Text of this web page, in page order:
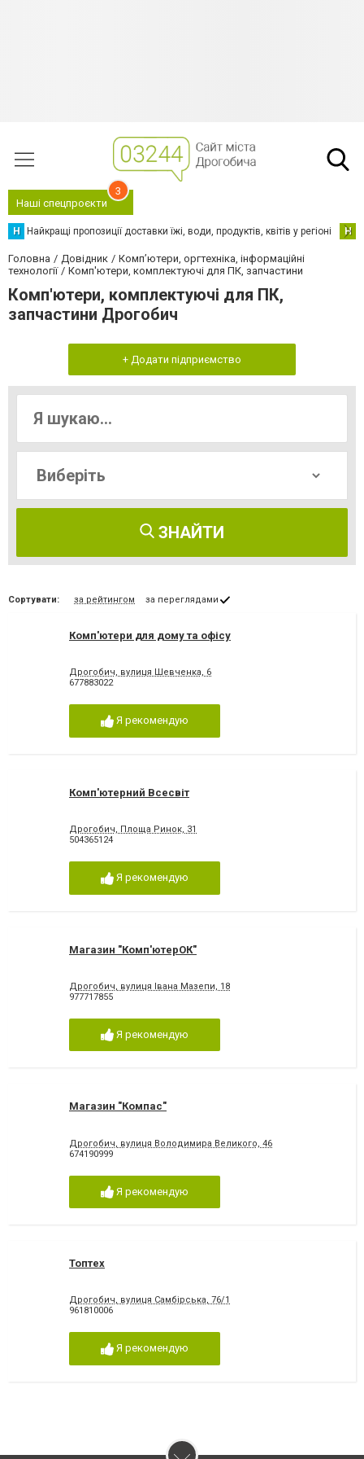
Наші спецпроєкти
3
Н Найкращі пропозиції доставки їжі, води, продуктів, квітів у регіоні Н
Головна Довідник
Комп’ютери, оргтехніка, інформаційні
технології
Комп'ютери, комплектуючі для ПК, запчастини
Комп'ютери, комплектуючі для ПК,
запчастини Дрогобич
+ Додати підприємство
ЗНАЙТИ
Сортувати: за рейтингом за переглядами
Комп'ютери для дому та офісу
Дрогобич, вулиця Шевченка, 6
677883022
Я рекомендую
Комп'ютерний Всесвіт
Дрогобич, Площа Ринок, 31
504365124
Я рекомендую
Магазин "Комп'ютерОК"
Дрогобич, вулиця Івана Мазепи, 18
977717855
Я рекомендую
Магазин "Компас"
Дрогобич, вулиця Володимира Великого, 46
674190999
Я рекомендую
Топтех
Дрогобич, вулиця Самбірська, 76/1
961810006
Я рекомендую